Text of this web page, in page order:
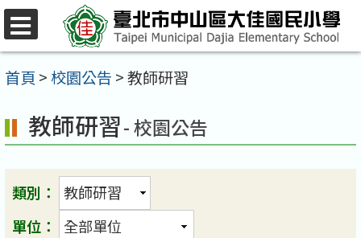
跳
至
主
內
容
首頁 >校園公告 >教師研習
教師研習- 校園公告
類別：
單位：
選
單